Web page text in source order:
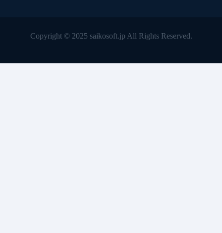
Copyright © 2025 saikosoft.jp All Rights Reserved.